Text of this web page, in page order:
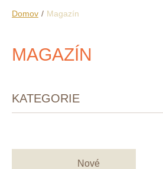
Pokračovať v nákupe
Domov / Magazín
MAGAZÍN
KATEGORIE
Nové